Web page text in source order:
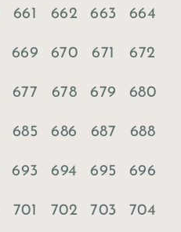
661 662 663 664
669 670 671 672
677 678 679 680
685 686 687 688
693 694 695 696
701 702 703 704